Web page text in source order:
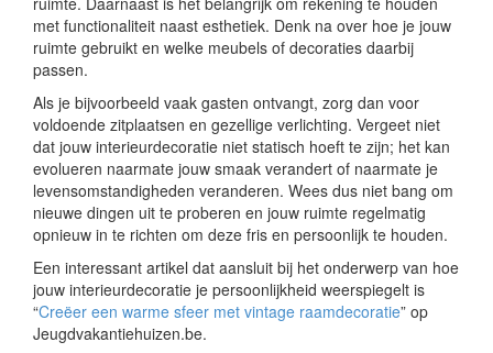
met functionaliteit naast esthetiek. Denk na over hoe je jouw
ruimte gebruikt en welke meubels of decoraties daarbij
passen.
Als je bijvoorbeeld vaak gasten ontvangt, zorg dan voor
voldoende zitplaatsen en gezellige verlichting. Vergeet niet
dat jouw interieurdecoratie niet statisch hoeft te zijn; het kan
evolueren naarmate jouw smaak verandert of naarmate je
levensomstandigheden veranderen. Wees dus niet bang om
nieuwe dingen uit te proberen en jouw ruimte regelmatig
opnieuw in te richten om deze fris en persoonlijk te houden.
Een interessant artikel dat aansluit bij het onderwerp van hoe
jouw interieurdecoratie je persoonlijkheid weerspiegelt is
“Creëer een warme sfeer met vintage raamdecoratie” op
Jeugdvakantiehuizen.be.